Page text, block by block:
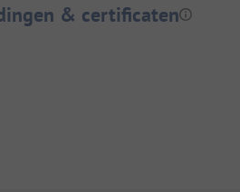
& certificaten